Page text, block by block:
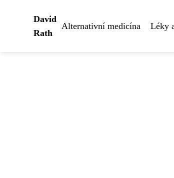
David
Rath
Alternativní medicína Léky